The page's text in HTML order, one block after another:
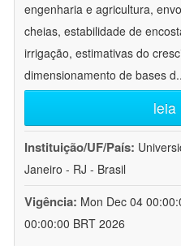
engenharia e agricultura,
cheias, estabilidade de
irrigação, estimativas do
dimensionamento de bases d
leia
Instituição/UF/País:
Janeiro - RJ - Brasil
Vigência: Mon Dec 04
00:00:00 BRT 2026